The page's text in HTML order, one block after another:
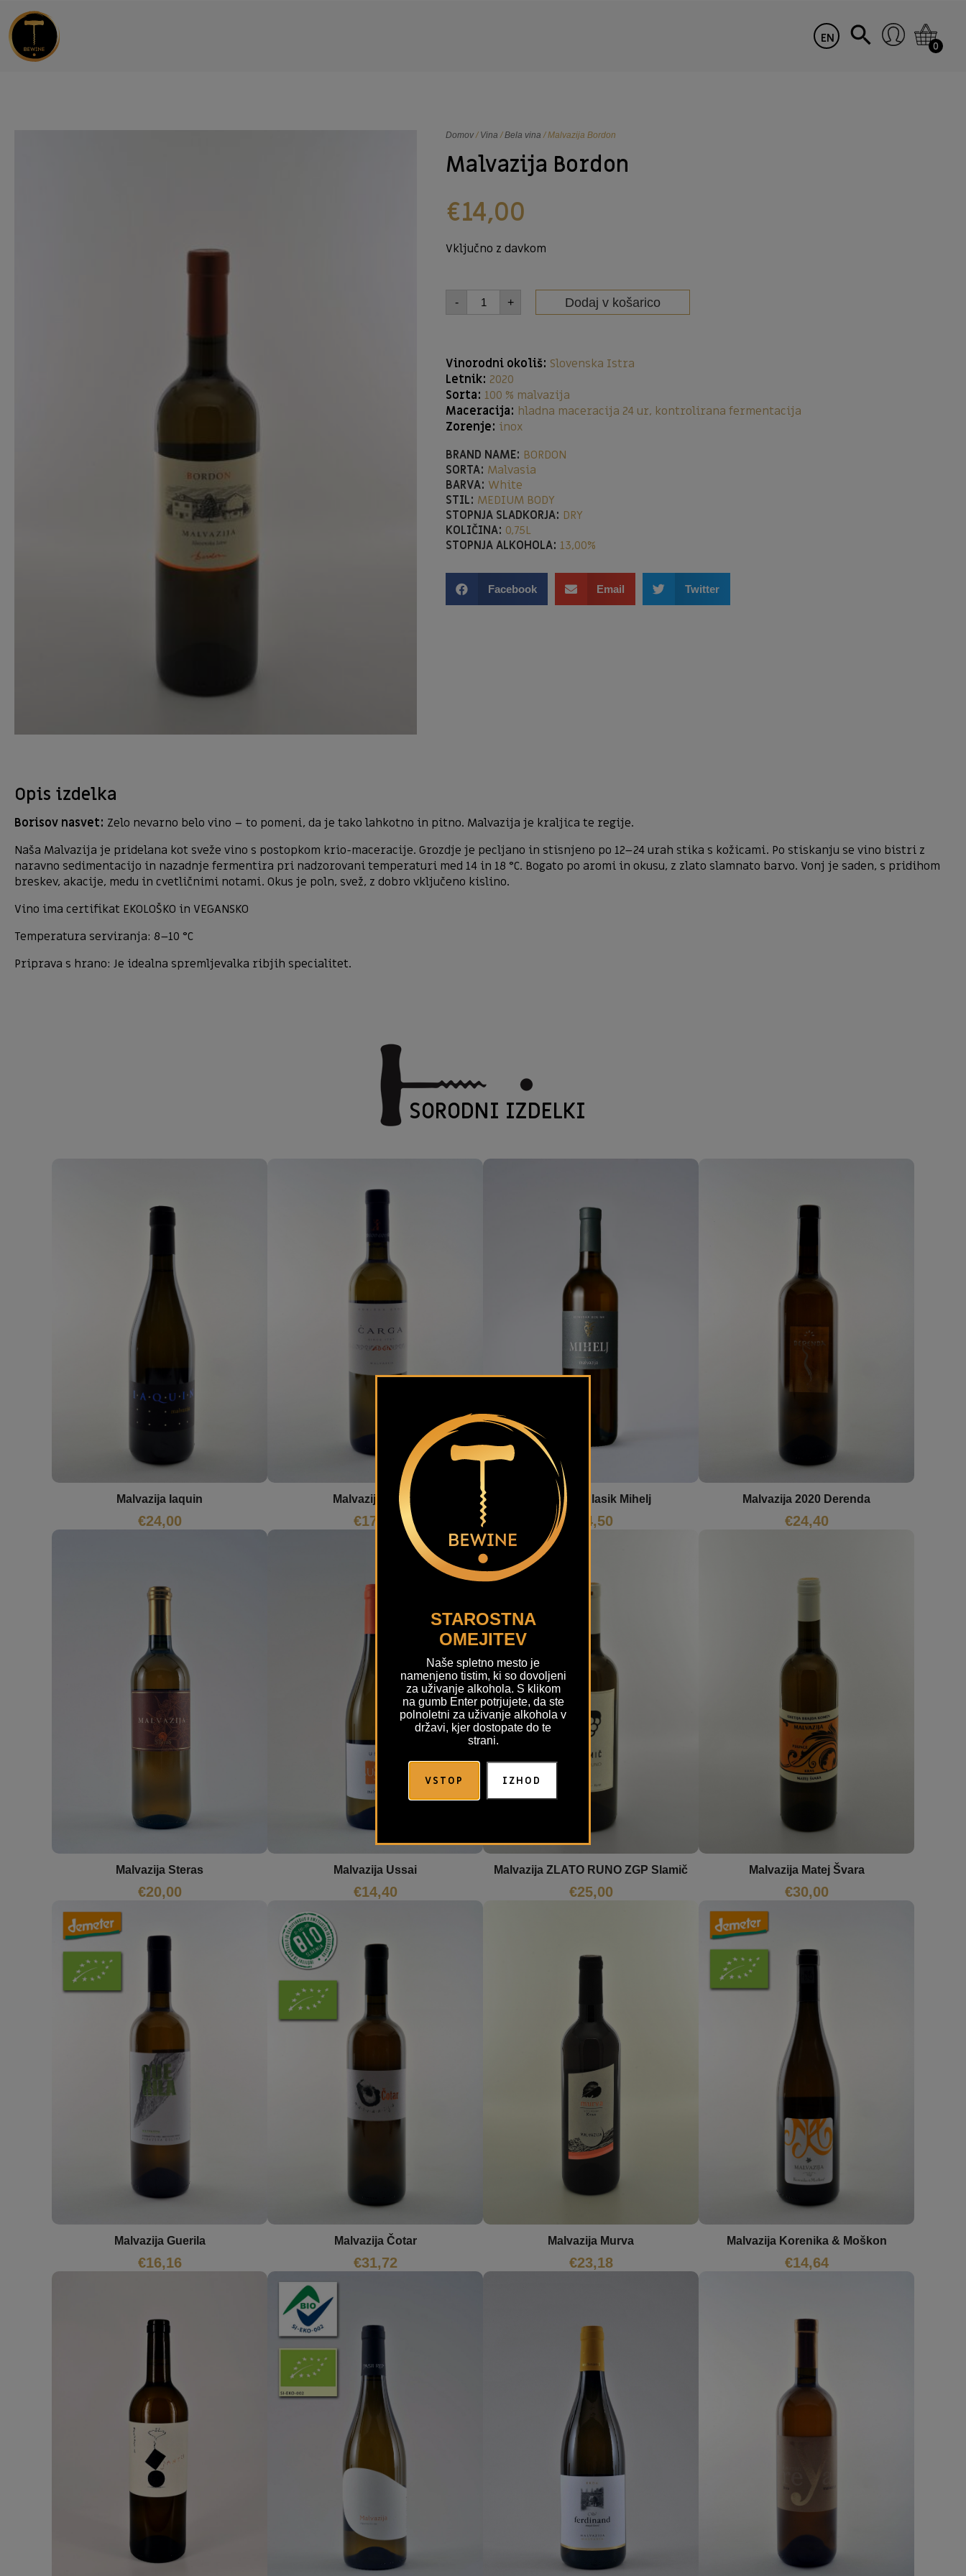
STAROSTNA
OMEJITEV
Naše spletno mesto je
namenjeno tistim, ki so dovoljeni
za uživanje alkohola. S klikom
na gumb Enter potrjujete, da ste
polnoletni za uživanje alkohola v
državi, kjer dostopate do te
strani.
VSTOP IZHOD
EN 0
Domov/ Vina /Bela vina / Malvazija Bordon
Malvazija Bordon
€14,00
Vključno z davkom
- + Dodaj v košarico
Vinorodni okoliš: Slovenska Istra
Letnik: 2020
Sorta: 100 % malvazija
Maceracija: hladna maceracija 24 ur, kontrolirana fermentacija
Zorenje: inox
BRAND NAME: BORDON
SORTA: Malvasia
BARVA: White
STIL: MEDIUM BODY
STOPNJA SLADKORJA: DRY
KOLIČINA: 0,75L
STOPNJA ALKOHOLA: 13,00%
Facebook Email Twitter
Opis izdelka
Borisov nasvet: Zelo nevarno belo vino – to pomeni, da je tako lahkotno in pitno. Malvazija je kraljica te regije.
Naša Malvazija je pridelana kot sveže vino s postopkom krio-maceracije. Grozdje je pecljano in stisnjeno po 12–24 urah stika s kožicami. Po stiskanju se vino bistri z
naravno sedimentacijo in nazadnje fermentira pri nadzorovani temperaturi med 14 in 18 °C. Bogato po aromi in okusu, z zlato slamnato barvo. Vonj je saden, s pridihom
breskev, akacije, medu in cvetličnimi notami. Okus je poln, svež, z dobro vključeno kislino.
Vino ima certifikat EKOLOŠKO in VEGANSKO
Temperatura serviranja: 8–10 °C
Priprava s hrano: Je idealna spremljevalka ribjih specialitet.
SORODNI IZDELKI
Malvazija Iaquin
€24,00
Malvazija Čarga
€17,69
Malvazija Klasik Mihelj
14,50
Malvazija 2020 Derenda
€24,40
Malvazija Steras
€20,00
Malvazija Ussai
€14,40
Malvazija ZLATO RUNO ZGP Slamič
€25,00
Malvazija Matej Švara
€30,00
Malvazija Guerila
€16,16
Malvazija Čotar
€31,72
Malvazija Murva
€23,18
Malvazija Korenika & Moškon
€14,64